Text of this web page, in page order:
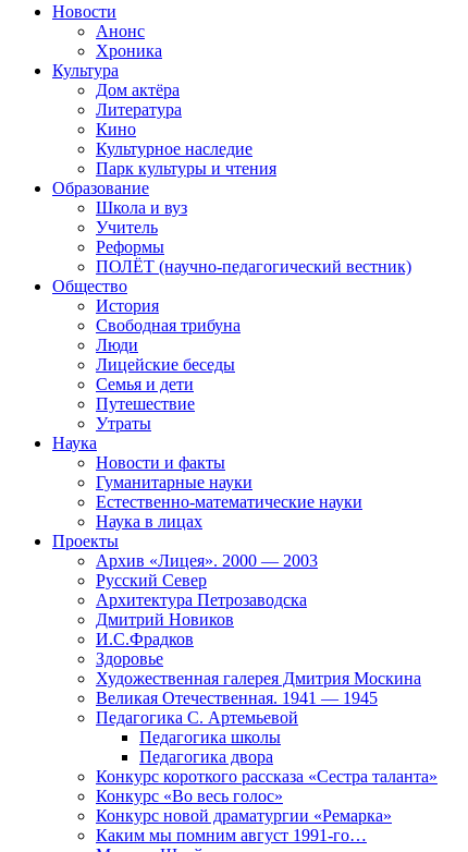
Новости
Анонс
Хроника
Культура
Дом актёра
Литература
Кино
Культурное наследие
Парк культуры и чтения
Образование
Школа и вуз
Учитель
Реформы
ПОЛЁТ (научно-педагогический вестник)
Общество
История
Свободная трибуна
Люди
Лицейские беседы
Семья и дети
Путешествие
Утраты
Наука
Новости и факты
Гуманитарные науки
Естественно-математические науки
Наука в лицах
Проекты
Архив «Лицея». 2000 — 2003
Русский Север
Архитектура Петрозаводска
Дмитрий Новиков
И.С.Фрадков
Здоровье
Художественная галерея Дмитрия Москина
Великая Отечественная. 1941 — 1945
Педагогика С. Артемьевой
Педагогика школы
Педагогика двора
Конкурс короткого рассказа «Сестра таланта»
Конкурс «Во весь голос»
Конкурс новой драматургии «Ремарка»
Каким мы помним август 1991-го…